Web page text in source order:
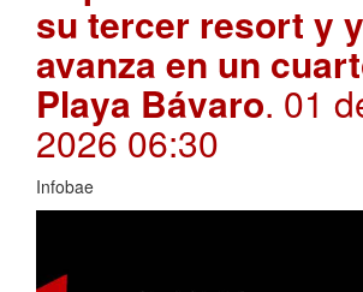
su tercer resort y
avanza en un
Playa Bávaro. 01
2026 06:30
Infobae